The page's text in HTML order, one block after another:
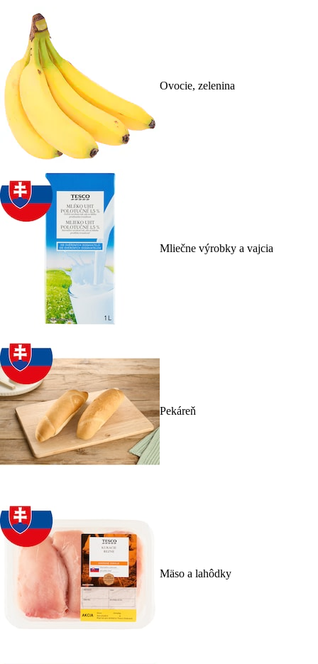
Ovocie, zelenina
Mliečne výrobky a vajcia
Pekáreň
Mäso a lahôdky